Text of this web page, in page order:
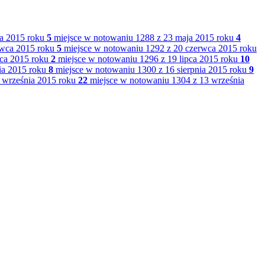
2015 roku 5 miejsce w notowaniu 1288 z 23 maja 2015 roku 4
2015 roku 5 miejsce w notowaniu 1292 z 20 czerwca 2015 roku
2015 roku 2 miejsce w notowaniu 1296 z 19 lipca 2015 roku 10
2015 roku 8 miejsce w notowaniu 1300 z 16 sierpnia 2015 roku 9
2015 roku 22 miejsce w notowaniu 1304 z 13 września